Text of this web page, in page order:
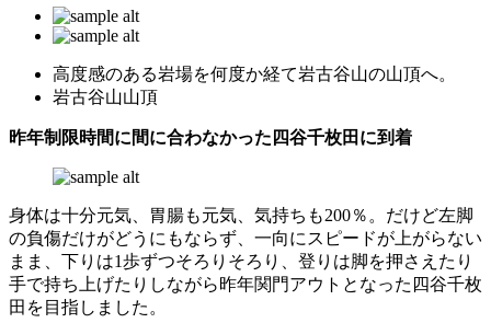
高度感のある岩場を何度か経て岩古谷山の山頂へ。
岩古谷山山頂
昨年制限時間に間に合わなかった四谷千枚田に到着
身体は十分元気、胃腸も元気、気持ちも200％。だけど左脚
の負傷だけがどうにもならず、一向にスピードが上がらない
まま、下りは1歩ずつそろりそろり、登りは脚を押さえたり
手で持ち上げたりしながら昨年関門アウトとなった四谷千枚
田を目指しました。